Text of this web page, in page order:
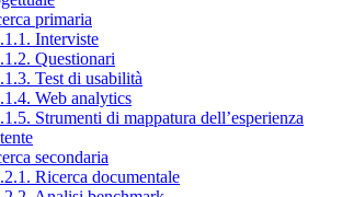
primaria
Interviste
Questionari
Test di usabilità
Web analytics
Strumenti di mappatura dell’esperienza
secondaria
Ricerca documentale